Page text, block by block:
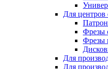
Для
Фрезы
Фрезы
Для
Для